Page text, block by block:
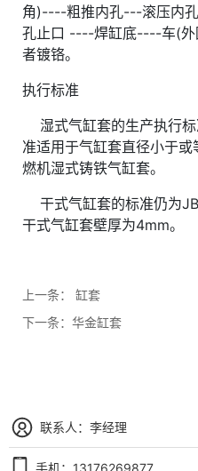
角)----粗推内孔---滚压内
孔止口 ----焊缸底----车(外
者镀铬。
执行标准
湿式气缸套的生产执行
准适用于气缸套直径小于
燃机湿式铸铁气缸套。
干式气缸套的标准仍为
干式气缸套壁厚为4mm。
上一条：
缸套
下一条： 华金缸套
联系人：李经理
手机：13176269877